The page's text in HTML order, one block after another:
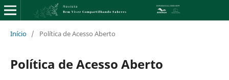
Início / Política de Acesso Aberto
Política de Acesso Aberto